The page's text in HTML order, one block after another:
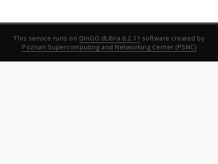
This service runs on DInGO dLibra 6.2.11 software created by
Poznan Supercomputing and Networking Center (PSNC)